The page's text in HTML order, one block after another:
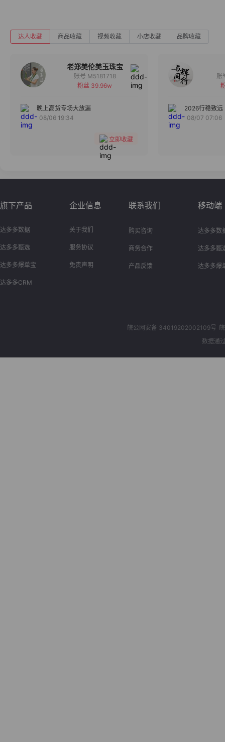
达人收藏 商品收藏 视频收藏 小店收藏 品牌收藏
老郑美伦美玉珠宝
备注
分组
账号 M5181718
粉丝 39.96w
晚上高货专场大放漏
08/06 19:34
立即收藏
2026行稳致远
08/07 07:06
旗下产品
达多多数据
达多多甄选
达多多爆单宝
达多多CRM
企业信息
关于我们
服务协议
免责声明
联系我们
购买咨询
商务合作
产品反馈
移动端
达多多数
达多多甄
达多多爆
皖公网安备 34019202002109号
数据通